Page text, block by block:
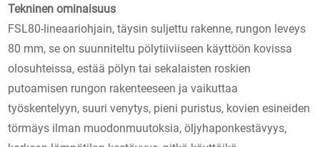
Tekninen ominaisuus
FSL80-lineaariohjain, täysin suljettu rakenne, rungon leveys
80 mm, se on suunniteltu pölytiiviiseen käyttöön kovissa
olosuhteissa, estää pölyn tai sekalaisten roskien
putoamisen rungon rakenteeseen ja vaikuttaa
työskentelyyn, suuri venytys, pieni puristus, kovien esineiden
törmäys ilman muodonmuutoksia, öljyhaponkestävyys,